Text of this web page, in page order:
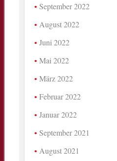
September 2022
August 2022
Juni 2022
Mai 2022
März 2022
Februar 2022
Januar 2022
September 2021
August 2021